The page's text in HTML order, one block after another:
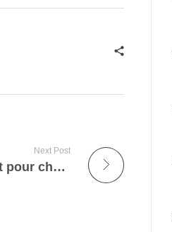
Next Post
École de théâtre : le guide complet pour choisir sa formation en 2026